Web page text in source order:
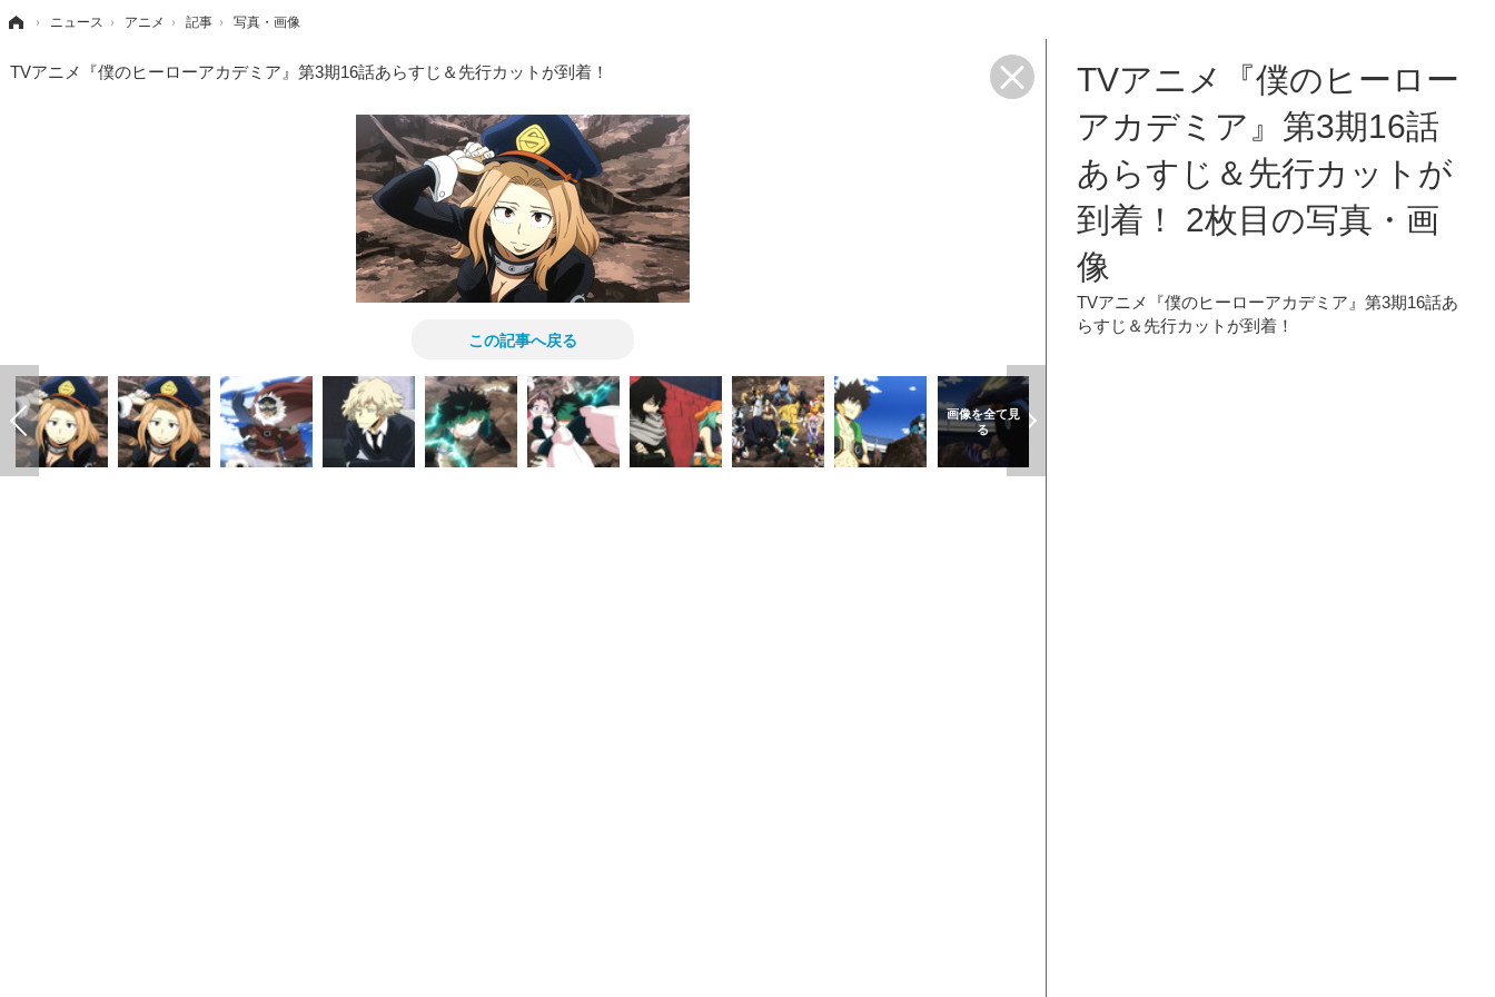
› ニュース › アニメ › 記事 › 写真・画像
TVアニメ『僕のヒーローアカデミア』第3期16話あらすじ＆先行カットが到着！
この記事へ戻る
TVアニメ『僕のヒーロー
アカデミア』第3期16話
あらすじ＆先行カットが
到着！ 2枚目の写真・画
像
TVアニメ『僕のヒーローアカデミア』第3期16話あ
らすじ＆先行カットが到着！